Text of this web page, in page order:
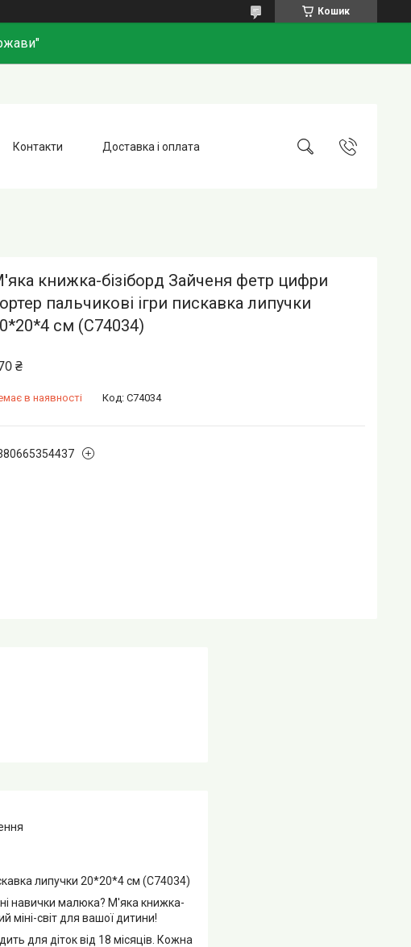
Кошик
Контакти Доставка і оплата
книжка-бізіборд Зайченя фетр цифри
пальчикові ігри пискавка липучки
см (C74034)
₴
в наявності Код: C74034
липучки 20*20*4 см (C74034)
навички малюка? М'яка книжка-
міні-світ для вашої дитини!
для діток від 18 місяців. Кожна